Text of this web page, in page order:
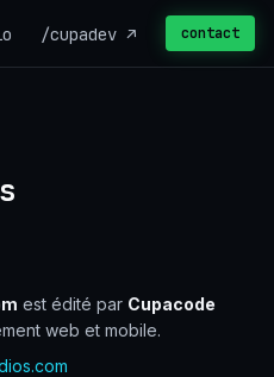
/cupadev ↗ contact
est édité par Cupacode
web et mobile.